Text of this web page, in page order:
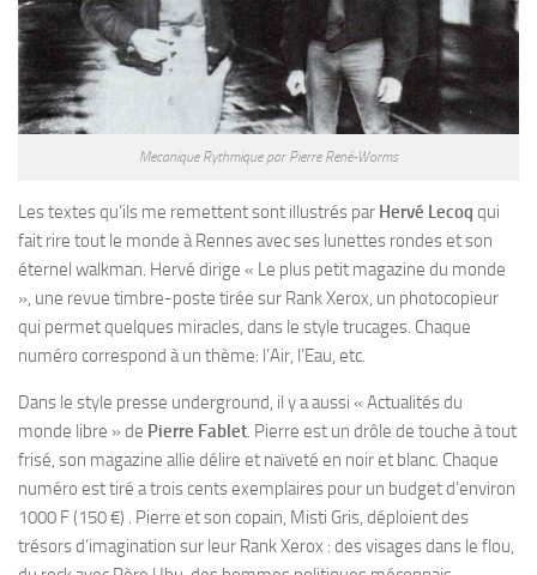
Mecanique Rythmique par Pierre René-Worms
Les textes qu’ils me remettent sont illustrés par Hervé Lecoq qui
fait rire tout le monde à Rennes avec ses lunettes rondes et son
éternel walkman. Hervé dirige « Le plus petit magazine du monde
», une revue timbre-poste tirée sur Rank Xerox, un photocopieur
qui permet quelques miracles, dans le style trucages. Chaque
numéro correspond à un thème: l’Air, l’Eau, etc.
Dans le style presse underground, il y a aussi « Actualités du
monde libre » de Pierre Fablet . Pierre est un drôle de touche à tout
frisé, son magazine allie délire et naïveté en noir et blanc. Chaque
numéro est tiré a trois cents exemplaires pour un budget d’environ
1000 F (150 €) . Pierre et son copain, Misti Gris, déploient des
trésors d’imagination sur leur Rank Xerox : des visages dans le flou,